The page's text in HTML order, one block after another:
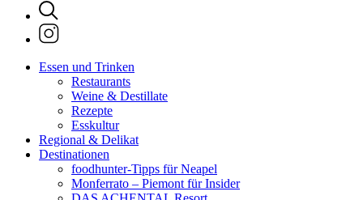
Essen und Trinken
Restaurants
Weine & Destillate
Rezepte
Esskultur
Regional & Delikat
Destinationen
foodhunter-Tipps für Neapel
Monferrato – Piemont für Insider